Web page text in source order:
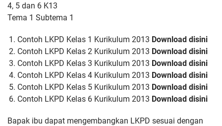
4, 5 dan 6 K13
Tema 1 Subtema 1
Contoh LKPD Kelas 1 Kurikulum 2013 Download disini
Contoh LKPD Kelas 2 Kurikulum 2013 Download disini
Contoh LKPD Kelas 3 Kurikulum 2013 Download disini
Contoh LKPD Kelas 4 Kurikulum 2013 Download disini
Contoh LKPD Kelas 5 Kurikulum 2013 Download disini
Contoh LKPD Kelas 6 Kurikulum 2013 Download disini
Bapak ibu dapat mengembangkan LKPD sesuai dengan